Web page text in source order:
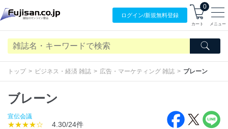
ログイン/新規無料登録
0
カート メニュー
トップ ビジネス・経済 雑誌 広告・マーケティング 雑誌 ブレーン
ブレーン
宣伝会議
★★★★☆ 4.30/24件